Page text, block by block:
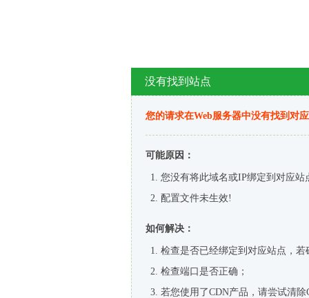
没有找到站点
您的请求在Web服务器中没有找到对
可能原因：
您没有将此域名或IP绑定到对应站
配置文件未生效!
如何解决：
检查是否已经绑定到对应站点，
检查端口是否正确；
若您使用了CDN产品，请尝试清除